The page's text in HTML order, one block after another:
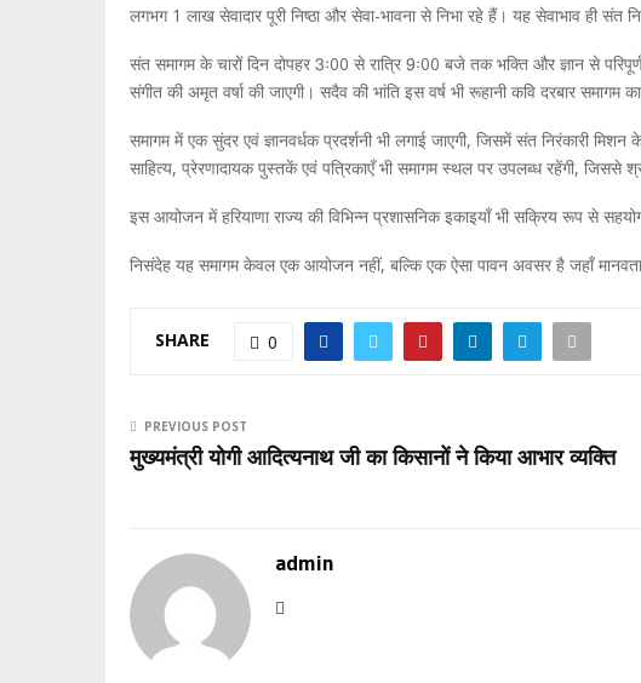
लगभग 1 लाख सेवादार पूरी निष्ठा और सेवा-भावना से निभा रहे हैं। यह सेवाभाव ही संत
संत समागम के चारों दिन दोपहर 3ः00 से रात्रि 9ः00 बजे तक भक्ति और ज्ञान से
संगीत की अमृत वर्षा की जाएगी। सदैव की भांति इस वर्ष भी रूहानी कवि दरबार
समागम में एक सुंदर एवं ज्ञानवर्धक प्रदर्शनी भी लगाई जाएगी, जिसमें संत निरंकारी
साहित्य, प्रेरणादायक पुस्तकें एवं पत्रिकाएँ भी समागम स्थल पर उपलब्ध रहेंगी,
इस आयोजन में हरियाणा राज्य की विभिन्न प्रशासनिक इकाइयाँ भी सक्रिय रूप से
निसंदेह यह समागम केवल एक आयोजन नहीं, बल्कि एक ऐसा पावन अवसर है जहाँ
SHARE 0
PREVIOUS POST
मुख्यमंत्री योगी आदित्यनाथ जी का किसानों ने किया आभार व्यक्ति
admin